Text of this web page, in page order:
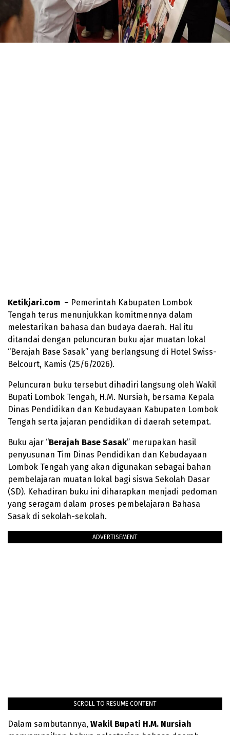
Ketikjari.com – Pemerintah Kabupaten Lombok
Tengah terus menunjukkan komitmennya dalam
melestarikan bahasa dan budaya daerah. Hal itu
ditandai dengan peluncuran buku ajar muatan lokal
“Berajah Base Sasak” yang berlangsung di Hotel Swiss-
Belcourt, Kamis (25/6/2026).
Peluncuran buku tersebut dihadiri langsung oleh Wakil
Bupati Lombok Tengah, H.M. Nursiah, bersama Kepala
Dinas Pendidikan dan Kebudayaan Kabupaten Lombok
Tengah serta jajaran pendidikan di daerah setempat.
Buku ajar “Berajah Base Sasak” merupakan hasil
penyusunan Tim Dinas Pendidikan dan Kebudayaan
Lombok Tengah yang akan digunakan sebagai bahan
pembelajaran muatan lokal bagi siswa Sekolah Dasar
(SD). Kehadiran buku ini diharapkan menjadi pedoman
yang seragam dalam proses pembelajaran Bahasa
Sasak di sekolah-sekolah.
ADVERTISEMENT
SCROLL TO RESUME CONTENT
Dalam sambutannya, Wakil Bupati H.M. Nursiah